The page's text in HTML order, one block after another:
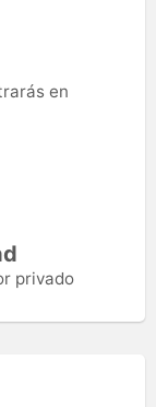
en
privado